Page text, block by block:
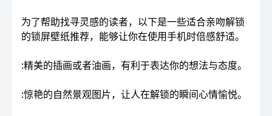
为了帮助找寻灵感的读者，以下是一些适合亲吻解锁
的锁屏壁纸推荐，能够让你在使用手机时倍感舒适。
:精美的插画或者油画，有利于表达你的想法与态度。
:惊艳的自然景观图片，让人在解锁的瞬间心情愉悦。